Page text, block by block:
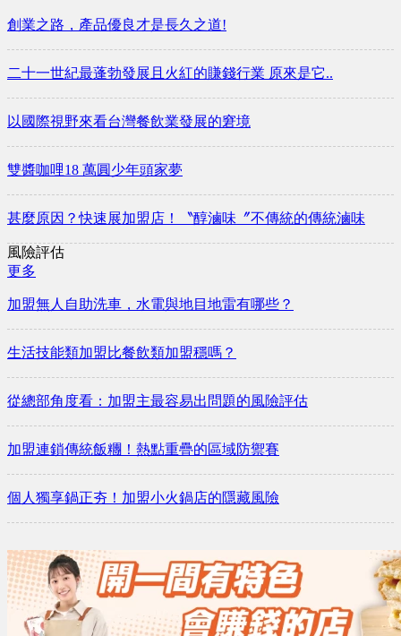
​創業之路，產品優良才是長久之道!
二十一世紀最蓬勃發展且火紅的賺錢行業 原來是它..
以國際視野來看台灣餐飲業發展的窘境
雙醬咖哩18 萬圓少年頭家夢
甚麼原因？快速展加盟店！〝醇滷味〞不傳統的傳統滷味
風險評估
更多
加盟無人自助洗車，水電與地目地雷有哪些？
生活技能類加盟比餐飲類加盟穩嗎？
從總部角度看：加盟主最容易出問題的風險評估
加盟連鎖傳統飯糰！熱點重疊的區域防禦賽
個人獨享鍋正夯！加盟小火鍋店的隱藏風險